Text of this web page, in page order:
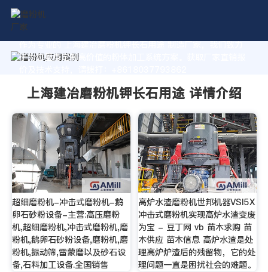
作为专业的 上海建冶磨粉机钾长石用途 制造厂家，我们致力
于为您量身定制高价值的粉体加工系统方案。获取厂家直销报
上海建冶磨粉机钾长石用途 详情介绍
超细磨粉机-冲击式磨粉机-鹅
卵石砂粉设备-主营:高压磨粉
机,超细磨粉机,冲击式磨粉机,磨
粉机,鹅卵石砂粉设备,磨粉机,磨
粉机,振动筛,雷蒙磨以及砂石设
备,石料加工设备.全国销售
高炉水渣磨粉机世邦机器VSI5X
冲击式磨粉机实现高炉水渣变废
为宝 - 豆丁网 vb 苗木求购 苗
木供应 苗木信息 高炉水渣是处
理高炉炉渣后的残留物，它的处
理问题一直是困扰社会的难题。